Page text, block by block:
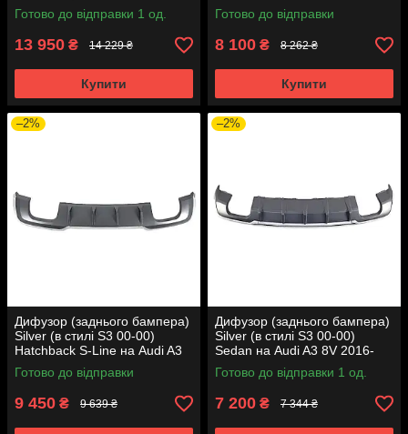
8V 2016-2020 року
Готово до відправки 1 од.
13 950 ₴ 14 229 ₴
Купити
2016-2020
Готово до відправки
8 100 ₴ 8 262 ₴
Купити
–2%
Дифузор (заднього бампера)
Silver (в стилі S3 00-00)
Hatchback S-Line на Audi A3
8V 2016-2020
Готово до відправки
9 450 ₴ 9 639 ₴
–2%
Дифузор (заднього бампера)
Silver (в стилі S3 00-00)
Sedan на Audi A3 8V 2016-
2020 року
Готово до відправки 1 од.
7 200 ₴ 7 344 ₴